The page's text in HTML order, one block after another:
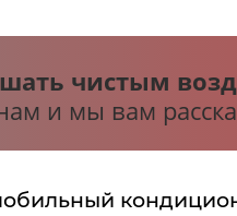
чистым
и мы вам